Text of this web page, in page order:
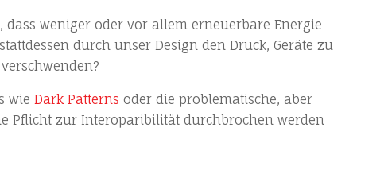
weniger oder vor allem erneuerbare Energie
durch unser Design den Druck, Geräte zu
wieDark Patterns oder die problematische, aber
Pflicht zur Interoparibilität durchbrochen werden